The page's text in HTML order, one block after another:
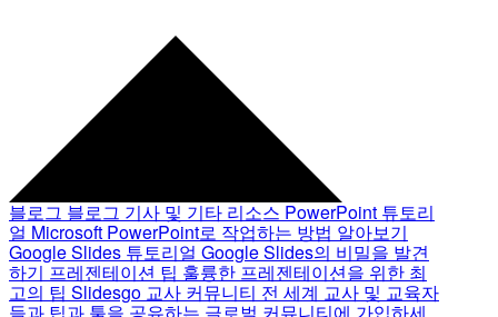
블로그 블로그 기사 및 기타 리소스 PowerPoint 튜토리
얼 Microsoft PowerPoint로 작업하는 방법 알아보기
Google Slides 튜토리얼 Google Slides의 비밀을 발견
하기 프레젠테이션 팁 훌륭한 프레젠테이션을 위한 최
고의 팁 Slidesgo 교사 커뮤니티 전 세계 교사 및 교육자